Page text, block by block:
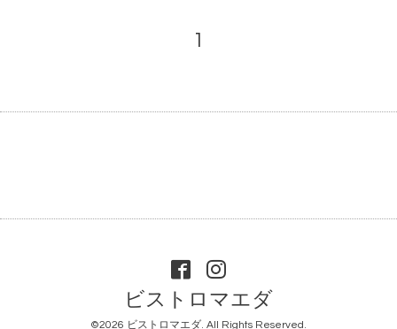
1
ビストロマエダ
©2026 ビストロマエダ. All Rights Reserved.